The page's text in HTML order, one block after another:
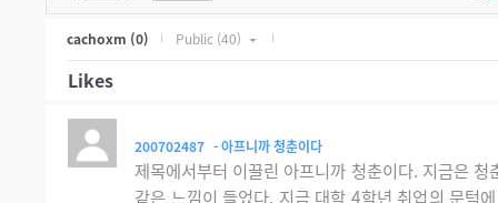
cachoxm (0) Public (40)
Likes
200702487 - 아프니까 청춘이다
제목에서부터 이끌린 아프니까 청춘이다. 지금은
같은 느낌이 들었다. 지금 대학 4학년 취업의 문턱